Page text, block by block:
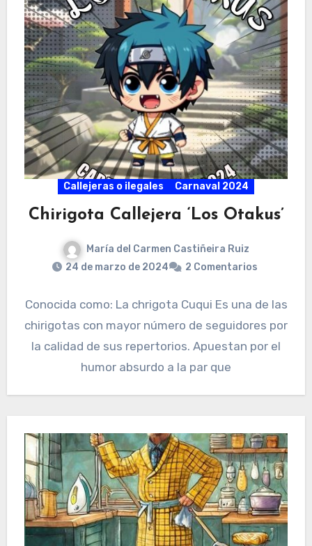
Callejeras o ilegales Carnaval 2024
Chirigota Callejera ‘Los Otakus’
María del Carmen Castiñeira Ruiz
24 de marzo de 2024
2 Comentarios
Conocida como: La chrigota Cuqui Es una de las
chirigotas con mayor número de seguidores por
la calidad de sus repertorios. Apuestan por el
humor absurdo a la par que